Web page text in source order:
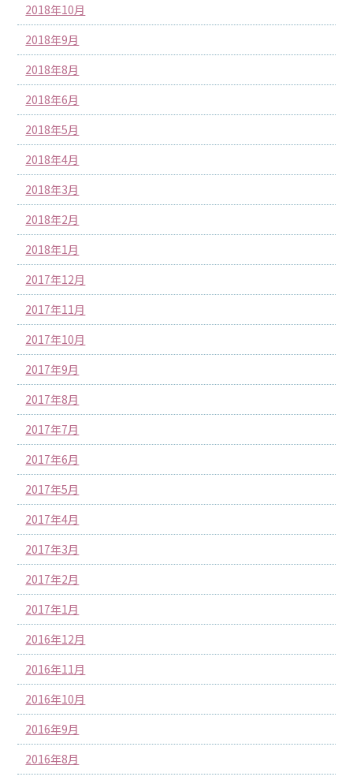
2018年10月
2018年9月
2018年8月
2018年6月
2018年5月
2018年4月
2018年3月
2018年2月
2018年1月
2017年12月
2017年11月
2017年10月
2017年9月
2017年8月
2017年7月
2017年6月
2017年5月
2017年4月
2017年3月
2017年2月
2017年1月
2016年12月
2016年11月
2016年10月
2016年9月
2016年8月